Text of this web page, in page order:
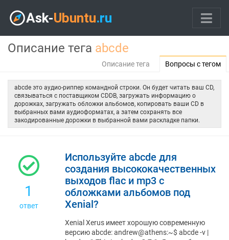
Описание тега abcde
Описание тега Вопросы с тегом
abcde это аудио-риппер командной строки. Он будет читать ваш CD,
связываться с поставщиком CDDB, загружать информацию о
дорожках, загружать обложки альбомов, копировать ваши CD в
выбранных вами аудиоформатах, а затем сохранять все
закодированные дорожки в выбранной вами раскладке папки.
1
ответ
Используйте abcde для
создания высококачественных
выходов flac и mp3 с
обложками альбомов под
Xenial?
Xenial Xerus имеет хорошую современную
версию abcde: andrew@athens:~$ abcde -v |